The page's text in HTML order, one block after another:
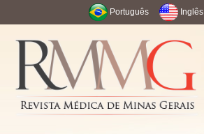
Português Inglês